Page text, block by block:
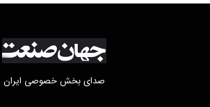
صدای بخش خصوصی ایران